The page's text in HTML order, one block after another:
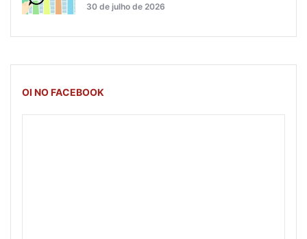
30 de julho de 2026
OI NO FACEBOOK